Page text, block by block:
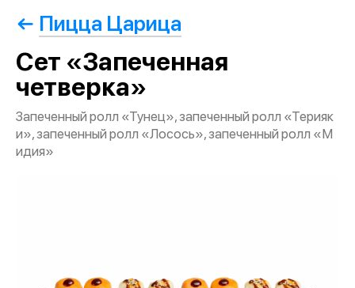
Пицца Царица
Сет «Запеченная
четверка»
Запеченный ролл «Тунец», запеченный ролл «Терияк
и», запеченный ролл «Лосось», запеченный ролл «М
идия»